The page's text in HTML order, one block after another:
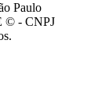
Paulo
© - CNPJ